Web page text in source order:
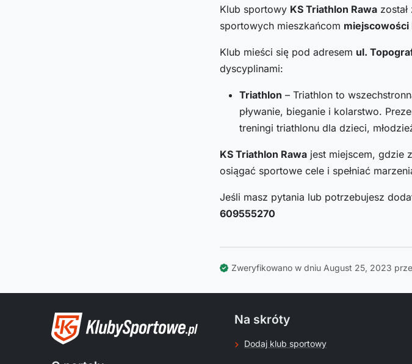
Klub sportowy KS Triathlon Rawa został
sportowych mieszkańcom miejscowości
Klub mieści się pod adresem ul.
dyscyplinami:
Triathlon – Triathlon to
pływanie, bieganie i kolarstwo.
treningi triathlonu dla dzieci,
KS Triathlon Rawa jest miejscem, gdzie
osiągać sportowe cele i spełniać
Jeśli masz pytania lub potrzebujesz
609555270
Zweryfikowano w dniu August 25, 2023
Na skróty
Dodaj klub sportowy